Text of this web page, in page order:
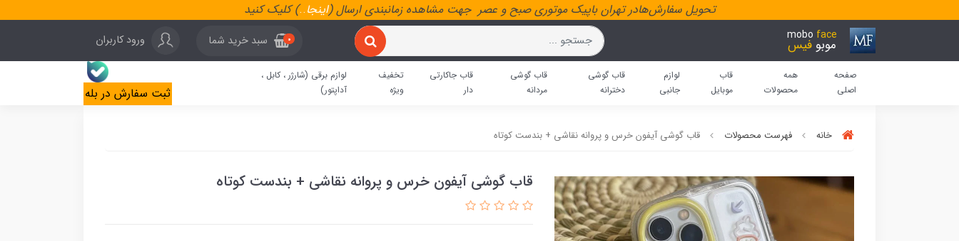
تحویل سفارش‌هادر تهران باپیک موتوری صبح و عصر جهت مشاهده زمانبندی ارسال (اینجا..) کلیک کنید
mobo face
موبو فیس 0 سبد خرید شما ورود کاربران
صفحه
اصلی
همه
محصولات
قاب
موبایل
لوازم
جانبی
قاب گوشی
دخترانه
قاب گوشی
مردانه
قاب جاکارتی
دار
تخفیف
ویژه
لوازم برقی (شارژر ، کابل ،
آداپتور)
ثبت سفارش در بله
خانه فهرست محصولات قاب گوشی آیفون خرس و پروانه نقاشی + بندست کوتاه
قاب گوشی آیفون خرس و پروانه نقاشی + بندست کوتاه